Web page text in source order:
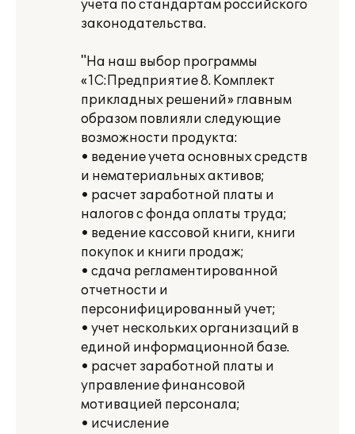
учета по стандартам российского
законодательства.
"На наш выбор программы
«1С:Предприятие 8. Комплект
прикладных решений» главным
образом повлияли следующие
возможности продукта:
• ведение учета основных средств
и нематериальных активов;
• расчет заработной платы и
налогов с фонда оплаты труда;
• ведение кассовой книги, книги
покупок и книги продаж;
• сдача регламентированной
отчетности и
персонифицированный учет;
• учет нескольких организаций в
единой информационной базе.
• расчет заработной платы и
управление финансовой
мотивацией персонала;
• исчисление